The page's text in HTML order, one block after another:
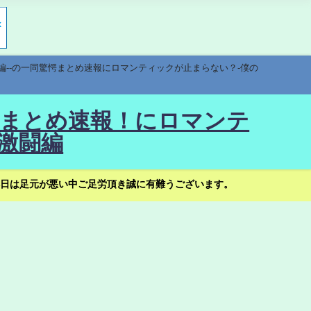
の一同驚愕まとめ速報にロマンティックが止まらない？-僕の
とめ速報！にロマンテ
闘編
足元が悪い中ご足労頂き誠に有難うございます。